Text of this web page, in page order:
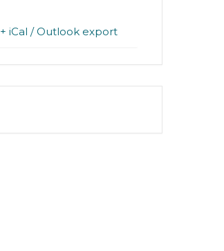
+ iCal / Outlook export